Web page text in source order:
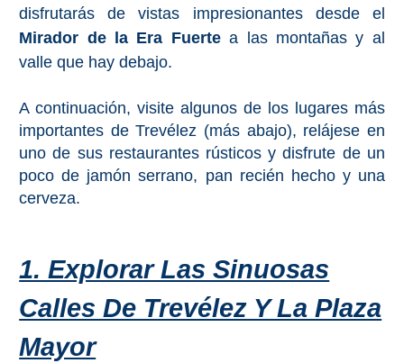
disfrutarás de vistas impresionantes desde el
Mirador de la Era Fuertea las montañas y al
valle que hay debajo.
A continuación, visite algunos de los lugares más
importantes de Trevélez (más abajo), relájese en
uno de sus restaurantes rústicos y disfrute de un
poco de jamón serrano, pan recién hecho y una
cerveza.
1. Explorar Las Sinuosas
Calles De Trevélez Y La Plaza
Mayor